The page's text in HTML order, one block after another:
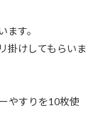
す。
掛けしてもらいま
やすりを10枚使